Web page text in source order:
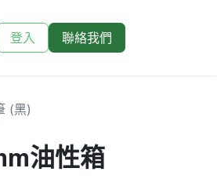
登入 聯絡我們
(黑)
油性箱